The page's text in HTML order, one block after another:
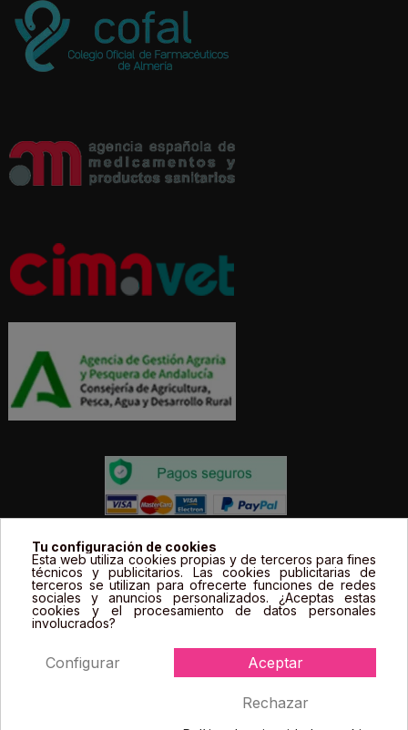
Todos los precios estás expresados en Euros e
incluyen el IVA. | Todas las marcas, logotipos y fotos de
productos son propiedad legal de sus propietarios y
sólo se muestran a título informativo.
Tu configuración de cookies
Esta web utiliza cookies propias y de terceros para fines
técnicos y publicitarios. Las cookies publicitarias de
terceros se utilizan para ofrecerte funciones de redes
sociales y anuncios personalizados. ¿Aceptas estas
cookies y el procesamiento de datos personales
involucrados?
Aceptar
Rechazar
Configurar